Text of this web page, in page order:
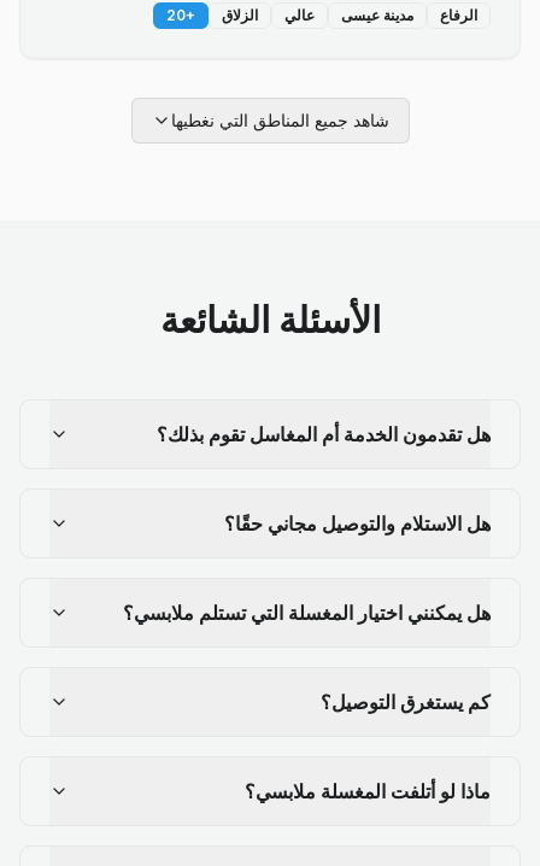
الرفاع مدينة عيسى عالي الزلاق +
20
شاهد جميع المناطق التي نغطيها
الأسئلة الشائعة
هل تقدمون الخدمة أم المغاسل تقوم بذلك؟
هل الاستلام والتوصيل مجاني حقًا؟
هل يمكنني اختيار المغسلة التي تستلم ملابسي؟
كم يستغرق التوصيل؟
ماذا لو أتلفت المغسلة ملابسي؟